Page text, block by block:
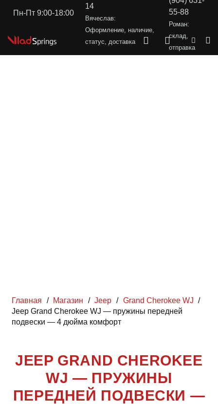
Пн-Пт 9:00-18:00
14
Вячеслав:
Оформление, наличие,
статус, доставка
55-88
Роман:
склад,
отправка
Главная / Магазин / Jeep / Grand Cherokee WJ /
Jeep Grand Cherokee WJ — пружины передней
подвески — 4 дюйма комфорт
JEEP GRAND CHEROKEE
WJ — ПРУЖИНЫ
ПЕРЕДНЕЙ ПОДВЕСКИ —